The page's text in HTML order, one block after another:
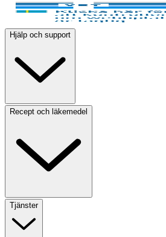
Hjälp och support
Recept och läkemedel
Tjänster